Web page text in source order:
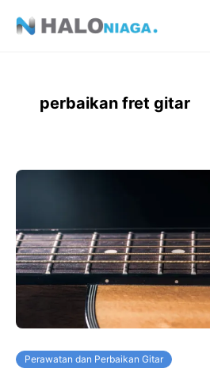
perbaikan fret gitar
Perawatan dan Perbaikan Gitar